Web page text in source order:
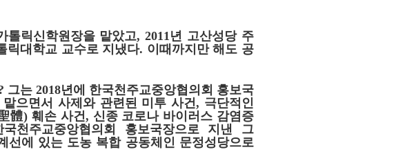
톨릭신학원장을 맡았고, 2011년 고산성당 주
릭대학교 교수로 지냈다. 이때까지만 해도 공
그는2018년에 한국천주교중앙협의회 홍보국
으면서 사제와 관련된 미투 사건, 극단적인
體) 훼손 사건, 신종 코로나 바이러스 감염증
천주교중앙협의회 홍보국장으로 지낸 그
선에 있는 도농 복합 공동체인 문정성당으로